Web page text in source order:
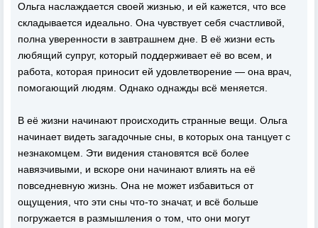
Ольга наслаждается своей жизнью, и ей кажется, что все
складывается идеально. Она чувствует себя счастливой,
полна уверенности в завтрашнем дне. В её жизни есть
любящий супруг, который поддерживает её во всем, и
работа, которая приносит ей удовлетворение — она врач,
помогающий людям. Однако однажды всё меняется.
В её жизни начинают происходить странные вещи. Ольга
начинает видеть загадочные сны, в которых она танцует с
незнакомцем. Эти видения становятся всё более
навязчивыми, и вскоре они начинают влиять на её
повседневную жизнь. Она не может избавиться от
ощущения, что эти сны что-то значат, и всё больше
погружается в размышления о том, что они могут